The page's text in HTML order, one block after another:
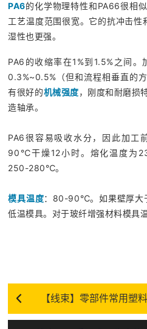
PA6的化学物理特性和PA66很相
工艺温度范围很宽。它的抗冲击
湿性也更强。
PA6的收缩率在1%到1.5%之间
0.3%~0.5%（但和流程相垂直的
有很好的机械强度，刚度和耐磨损
造轴承。
PA6很容易吸收水分，因此加工
90℃干燥12小时。熔化温度为
250-280℃。
模具温度：80-90℃。如果壁厚
低温模具。对于玻纤增强材料模具
【线束】零部件常用塑